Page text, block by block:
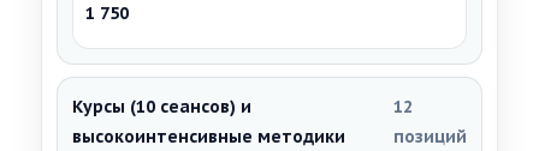
1 750
Курсы (10 сеансов) и
высокоинтенсивные методики
12
позиций